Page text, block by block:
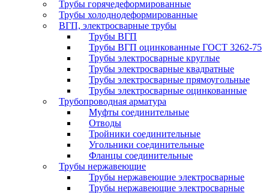
Трубы горячедеформированные
Трубы холоднодеформированные
ВГП, электросварные трубы
Трубы ВГП
Трубы ВГП оцинкованные ГОСТ 3262-75
Трубы электросварные круглые
Трубы электросварные квадратные
Трубы электросварные прямоугольные
Трубы электросварные оцинкованные
Трубопроводная арматура
Муфты соединительные
Отводы
Тройники соединительные
Угольники соединительные
Фланцы соединительные
Трубы нержавеющие
Трубы нержавеющие электросварные
Трубы нержавеющие электросварные